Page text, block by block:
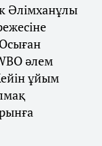
Әлімханұлы
әлем
ұйым